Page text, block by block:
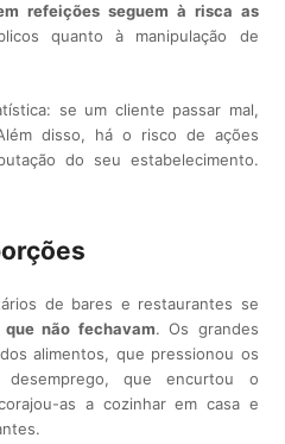
refeições seguem à risca as
quanto à manipulação de
se um cliente passar mal,
disso, há o risco de ações
do seu estabelecimento.
de bares e restaurantes se
que não fechavam. Os grandes
alimentos, que pressionou os
que encurtou o
as a cozinhar em casa e